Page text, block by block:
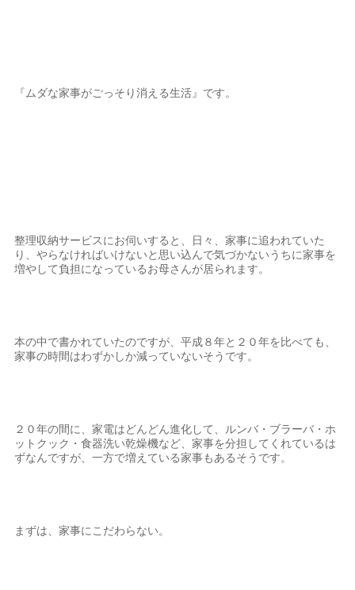
『ムダな家事がごっそり消える生活』です。
整理収納サービスにお伺いすると、日々、家事に追われていた
り、やらなければいけないと思い込んで気づかないうちに家事を
増やして負担になっているお母さんが居られます。
本の中で書かれていたのですが、平成８年と２０年を比べても、
家事の時間はわずかしか減っていないそうです。
２０年の間に、家電はどんどん進化して、ルンバ・ブラーバ・ホ
ットクック・食器洗い乾燥機など、家事を分担してくれているは
ずなんですが、一方で増えている家事もあるそうです。
まずは、家事にこだわらない。